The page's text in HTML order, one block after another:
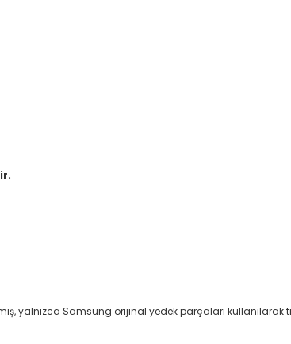
yalnızca Samsung orijinal yedek parçaları